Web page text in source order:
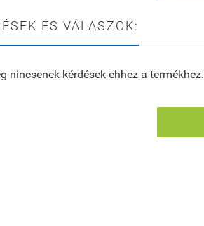
ÉS VÁLASZOK:
nincsenek kérdések ehhez a termékhez.